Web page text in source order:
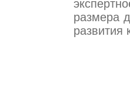
размера
развития